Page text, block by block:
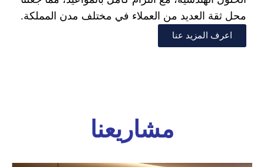
محل ثقة العديد من العملاء في مختلف مدن المملكة.
اعرف المزيد عنا
مشاريعنا